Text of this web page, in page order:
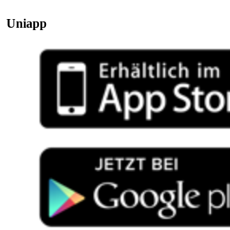
Uniapp